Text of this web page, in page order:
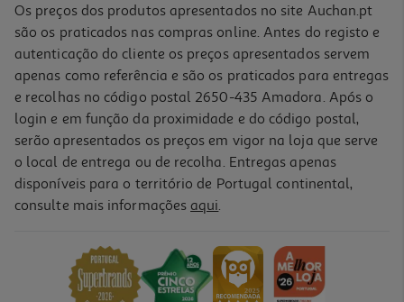
Os preços dos produtos apresentados no site Auchan.pt
são os praticados nas compras online. Antes do registo e
autenticação do cliente os preços apresentados servem
apenas como referência e são os praticados para entregas
e recolhas no código postal 2650-435 Amadora. Após o
login e em função da proximidade e do código postal,
serão apresentados os preços em vigor na loja que serve
o local de entrega ou de recolha. Entregas apenas
disponíveis para o território de Portugal continental,
consulte mais informações aqui.